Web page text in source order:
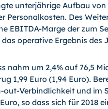
unterjährige Aufbau
Personalkosten. Des
EBITDA-Marge der zum
operative Ergebnis des
nahm um 2,4% auf 76,5
1,99 Euro (1,94 Euro).
out-Verbindlichkeit und im
so dass sich für 2018